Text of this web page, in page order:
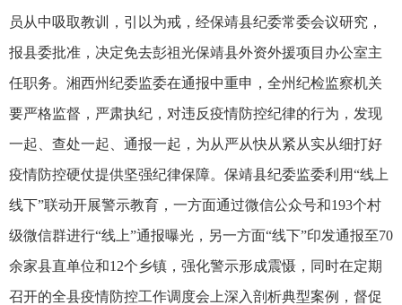
员从中吸取教训，引以为戒，经保靖县纪委常委会议研究，
报县委批准，决定免去彭祖光保靖县外资外援项目办公室主
任职务。湘西州纪委监委在通报中重申，全州纪检监察机关
要严格监督，严肃执纪，对违反疫情防控纪律的行为，发现
一起、查处一起、通报一起，为从严从快从紧从实从细打好
疫情防控硬仗提供坚强纪律保障。保靖县纪委监委利用“线上
线下”联动开展警示教育，一方面通过微信公众号和193个村
级微信群进行“线上”通报曝光，另一方面“线下”印发通报至70
余家县直单位和12个乡镇，强化警示形成震慑，同时在定期
召开的全县疫情防控工作调度会上深入剖析典型案例，督促